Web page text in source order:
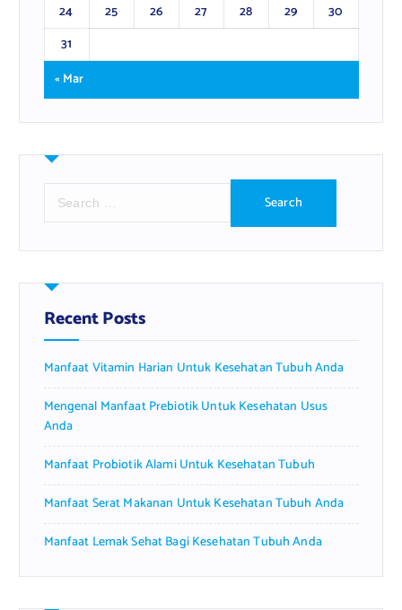
24
25 26 27 28 29
30
31
« Mar
r
h
f
o
:
Recent Posts
Manfaat Vitamin Harian Untuk Kesehatan Tubuh Anda
Mengenal Manfaat Prebiotik Untuk Kesehatan Usus
Anda
Manfaat Probiotik Alami Untuk Kesehatan Tubuh
Manfaat Serat Makanan Untuk Kesehatan Tubuh Anda
Manfaat Lemak Sehat Bagi Kesehatan Tubuh Anda